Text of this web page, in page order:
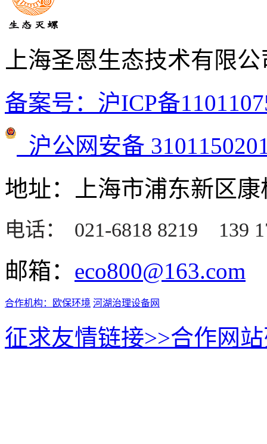
上海圣恩生态技术有限
备案号：沪ICP备
沪公网安备
地址：上海市浦东新区康
电话： 021-6818 8219 139
邮箱： eco800@163.com
合作机构： 欧保环境 河湖治理设备网
征求友情链接>>合作网